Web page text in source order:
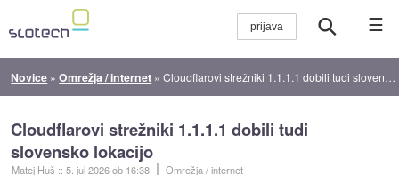
☰
Novice »Omrežja / internet »Cloudflarovi strežniki 1.1.1.1 dobili tudi slovensko lokacijo
Cloudflarovi strežniki 1.1.1.1 dobili tudi
slovensko lokacijo
Matej Huš ::5. jul 2026ob 16:38 Omrežja / internet